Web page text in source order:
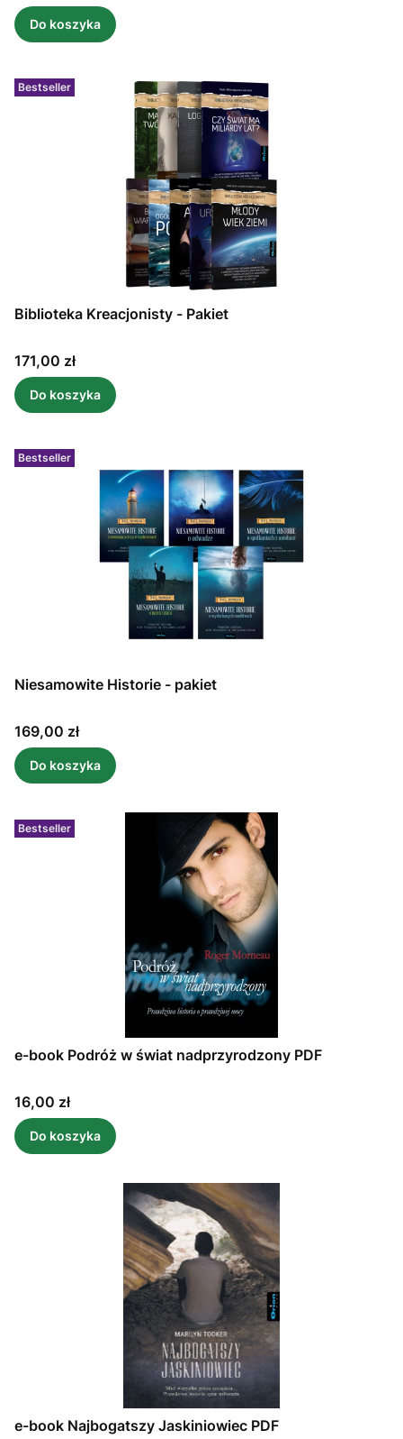
Do koszyka
Bestseller
Biblioteka Kreacjonisty - Pakiet
Cena
171,00 zł
Do koszyka
Bestseller
Niesamowite Historie - pakiet
Cena
169,00 zł
Do koszyka
Bestseller
e-book Podróż w świat nadprzyrodzony PDF
Cena
16,00 zł
Do koszyka
e-book Najbogatszy Jaskiniowiec PDF